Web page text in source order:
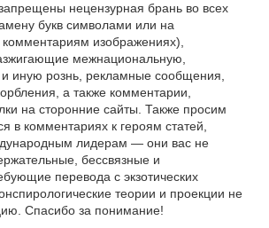
нецензурная брань во всех
букв символами или на
комментариям изображениях),
межнациональную,
иную рознь, рекламные сообщения,
а также комментарии,
на сторонние сайты. Также просим
в комментариях к героям статей,
лидерам — они вас не
бессвязные и
перевода с экзотических
теории и проекции не
Спасибо за понимание!